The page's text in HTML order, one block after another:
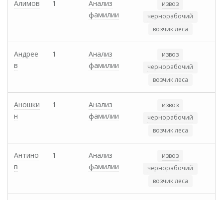
Алимов 1
Анализ
фамилии
извоз
чернорабочий
возчик леса
Андрее
в
1
Анализ
фамилии
извоз
чернорабочий
возчик леса
Аношки
н
1
Анализ
фамилии
извоз
чернорабочий
возчик леса
Антино
в
1
Анализ
фамилии
извоз
чернорабочий
возчик леса